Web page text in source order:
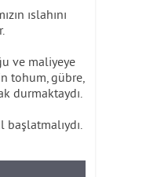
ıslahını
ve maliyeye
tohum, gübre,
durmaktaydı.